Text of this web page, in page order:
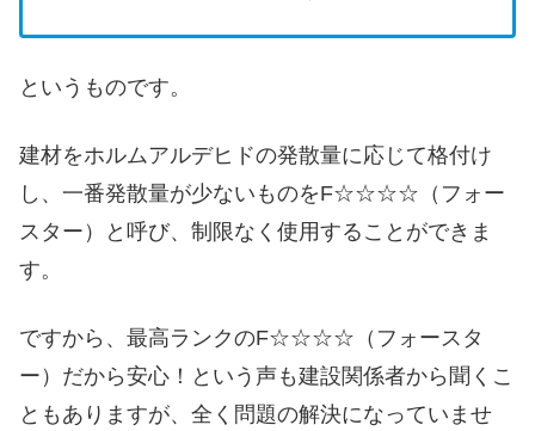
というものです。
建材をホルムアルデヒドの発散量に応じて格付け
し、一番発散量が少ないものをF☆☆☆☆（フォー
スター）と呼び、制限なく使用することができま
す。
ですから、最高ランクのF☆☆☆☆（フォースタ
ー）だから安心！という声も建設関係者から聞くこ
ともありますが、全く問題の解決になっていませ